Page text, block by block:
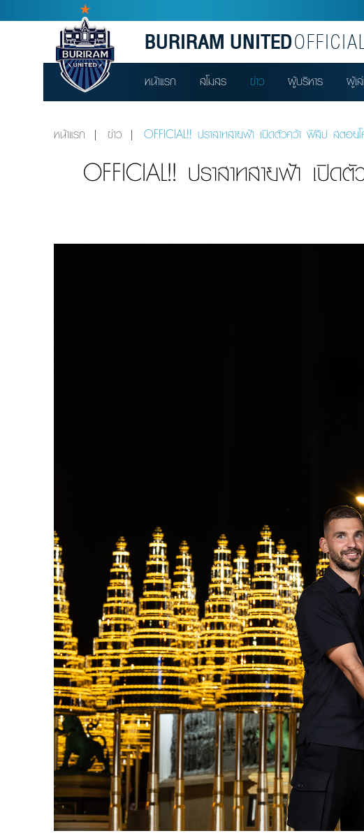
BURIRAM UNITED
หน้าแรก สโมสร ข่าว ผู้บริหาร ผู้เ
หน้าแรก ข่าว OFFICIAL!! ปราสาทสายฟ้า เปิดตัวคว้า ฟิลิป สตอย
OFFICIAL!! ปราสาทสายฟ้า เปิ